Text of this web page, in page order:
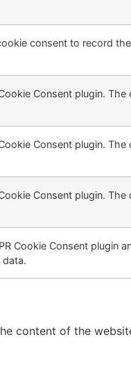
consent to record
Consent plugin.
Consent plugin.
Consent plugin.
Cookie Consent plugin
content of the